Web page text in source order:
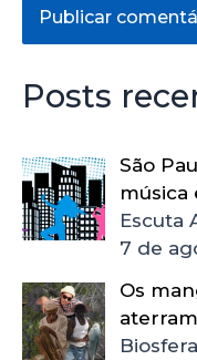
Posts
São
música
Escuta
7 de
Os